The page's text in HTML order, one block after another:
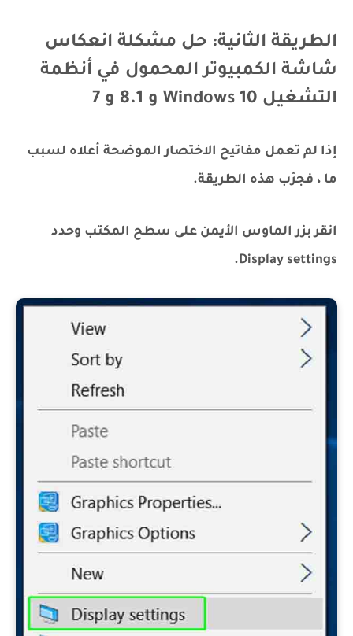
الطريقة الثانية: حل مشكلة انعكاس
شاشة الكمبيوتر المحمول في أنظمة
التشغيل Windows 10 و 8.1 و 7
إذا لم تعمل مفاتيح الاختصار الموضحة أعلاه لسبب
ما ، فجرّب هذه الطريقة.
انقر بزر الماوس الأيمن على سطح المكتب وحدد
Display settings.